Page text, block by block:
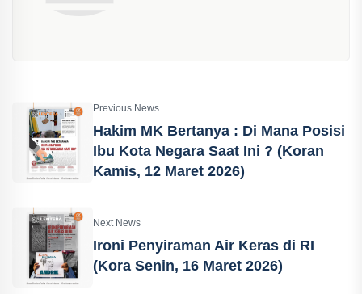
Previous News
Hakim MK Bertanya : Di Mana Posisi
Ibu Kota Negara Saat Ini ? (Koran
Kamis, 12 Maret 2026)
Next News
Ironi Penyiraman Air Keras di RI
(Kora Senin, 16 Maret 2026)